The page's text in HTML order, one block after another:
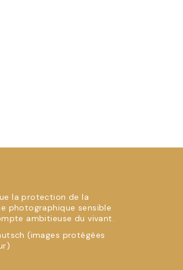
la protection de la
photographique sensible
ambitieuse du vivant.
(images protégées